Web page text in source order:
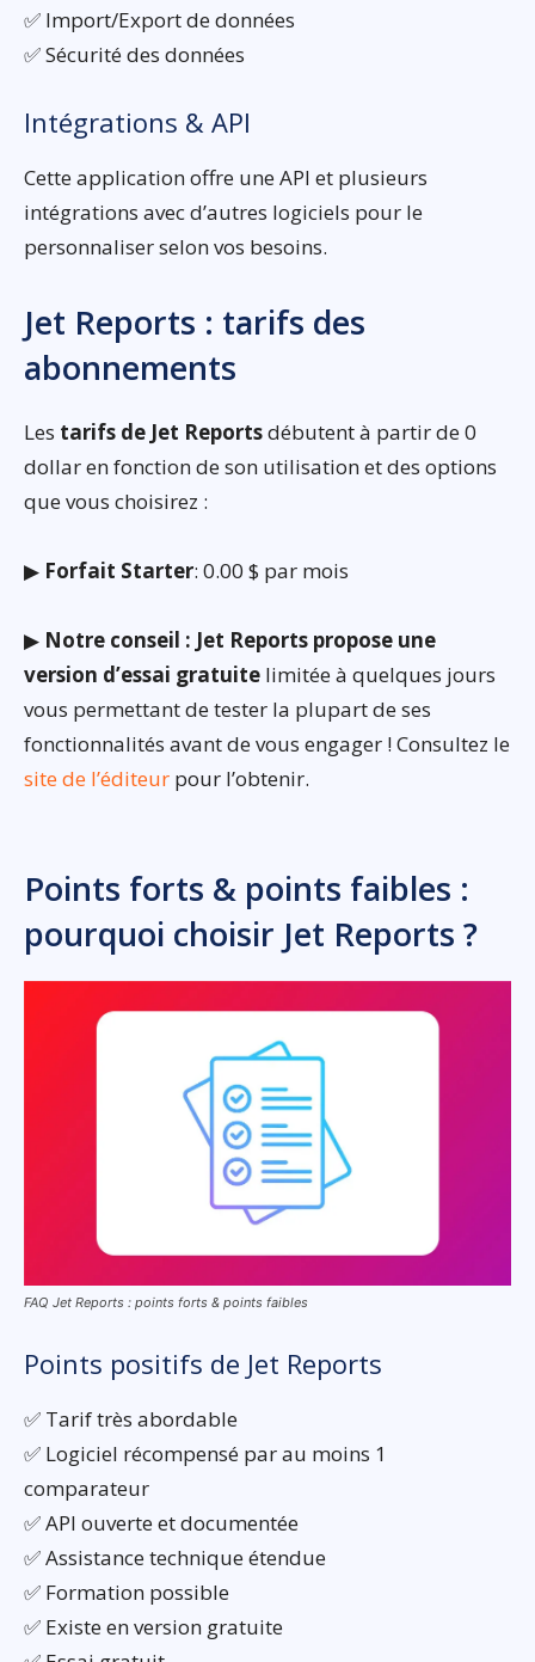
✅ Import/Export de données
✅ Sécurité des données
Intégrations & API
Cette application offre une API et plusieurs
intégrations avec d’autres logiciels pour le
personnaliser selon vos besoins.
Jet Reports : tarifs des
abonnements
Les tarifs de Jet Reportsdébutent à partir de 0
dollar en fonction de son utilisation et des options
que vous choisirez :
▶ Forfait Starter: 0.00 $ par mois
▶ Notre conseil : Jet Reports propose une
version d’essai gratuite limitée à quelques jours
vous permettant de tester la plupart de ses
fonctionnalités avant de vous engager ! Consultez le
site de l’éditeur pour l’obtenir.
Points forts & points faibles :
pourquoi choisir Jet Reports ?
FAQ Jet Reports : points forts & points faibles
Points positifs de Jet Reports
✅ Tarif très abordable
✅ Logiciel récompensé par au moins 1
comparateur
✅ API ouverte et documentée
✅ Assistance technique étendue
✅ Formation possible
✅ Existe en version gratuite